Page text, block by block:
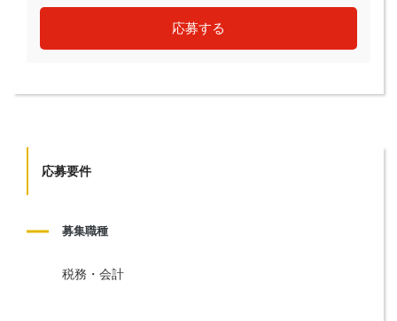
応募する
応募要件
募集職種
税務・会計